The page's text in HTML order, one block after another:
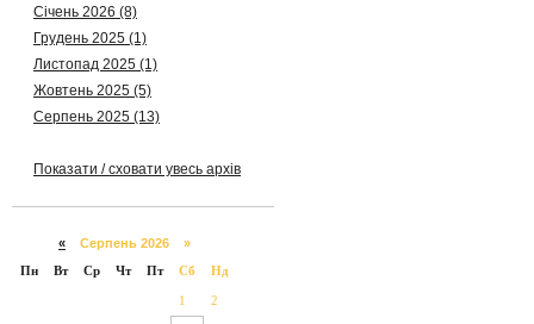
Січень 2026 (8)
Грудень 2025 (1)
Листопад 2025 (1)
Жовтень 2025 (5)
Серпень 2025 (13)
Показати / сховати увесь архів
« Серпень 2026 »
Пн
Вт Ср Чт Пт Сб Нд
1 2